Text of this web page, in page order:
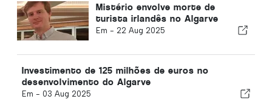
Mistério envolve morte de
turista irlandês no Algarve
Em - 22 Aug 2025
Investimento de 125 milhões de euros no
desenvolvimento do Algarve
Em - 03 Aug 2025